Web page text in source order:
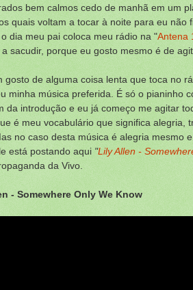
bem calmos cedo de manhã em um
quais voltam a tocar à noite para eu não
dia meu pai coloca meu rádio na "Antena
sacudir, porque eu gosto mesmo é de
gosto de alguma coisa lenta que toca no
minha música preferida. É só o pianinho
da introdução e eu já começo me agitar
é meu vocabulário que significa alegria,
no caso desta música é alegria mesmo
está postando aqui "Lily Allen -
da Vivo.
- Somewhere Only We Know